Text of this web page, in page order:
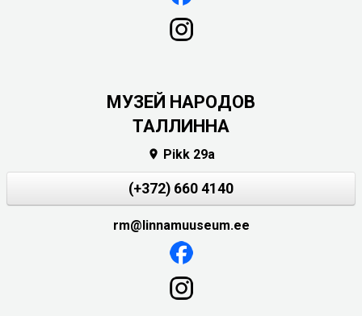
MУЗЕЙ НАРОДОВ
ТАЛЛИННА
 Pikk 29a
(+372) 660 4140
rm@linnamuuseum.ee